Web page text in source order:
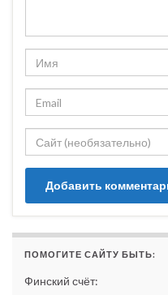
ПОМОГИТЕ САЙТУ БЫТЬ:
Финский счёт: